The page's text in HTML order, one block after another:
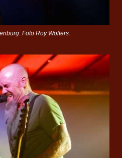
Foto Roy Wolters.